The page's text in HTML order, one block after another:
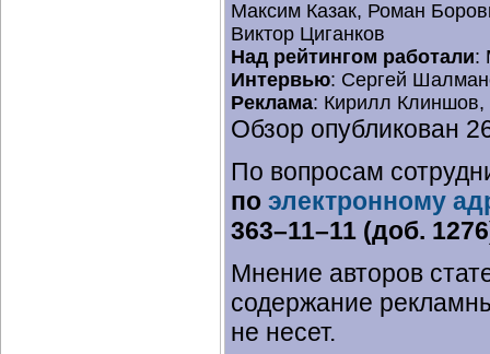
Максим Казак, Роман
Виктор Циганков
Над рейтингом работали:
Интервью: Сергей
Реклама: Кирилл
Обзор опубликован
По вопросам
по электронному
363–11–11 (доб.
Мнение авторов
содержание
не несет.